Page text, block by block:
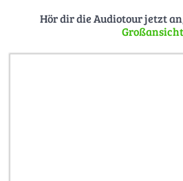
von hier aus gut sichtbar: Es
einer gelben Fassade, auf die das
Hör dir die Audiotour jetzt
Großansicht